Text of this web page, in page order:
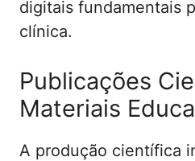
digitais fundamentais
clínica.
Publicações
Materiais
A produção científica